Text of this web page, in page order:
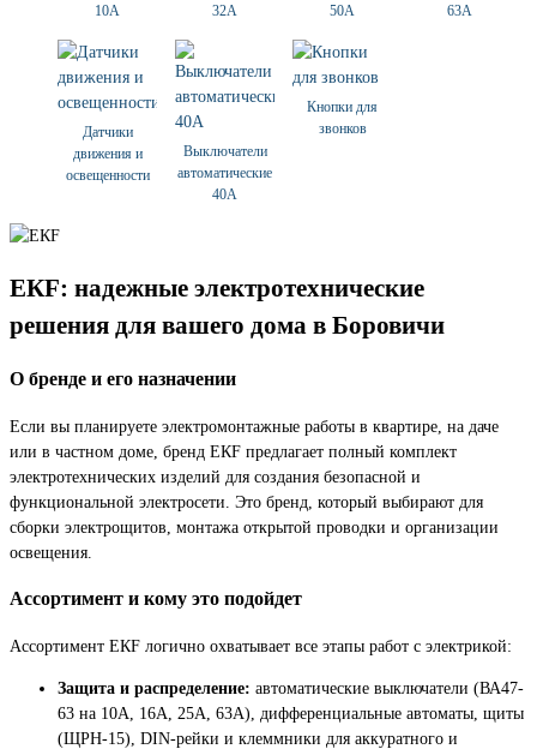
10А
32А
50А
63А
Датчики
движения и
освещенности
Выключатели
автоматические
40А
Кнопки для
звонков
ЕКF: надежные электротехнические
решения для вашего дома в Боровичи
О бренде и его назначении
Если вы планируете электромонтажные работы в квартире, на даче
или в частном доме, бренд ЕКF предлагает полный комплект
электротехнических изделий для создания безопасной и
функциональной электросети. Это бренд, который выбирают для
сборки электрощитов, монтажа открытой проводки и организации
освещения.
Ассортимент и кому это подойдет
Ассортимент ЕКF логично охватывает все этапы работ с электрикой:
Защита и распределение: автоматические выключатели (ВА47-
63 на 10А, 16А, 25А, 63А), дифференциальные автоматы, щиты
(ЩРН-15), DIN-рейки и клеммники для аккуратного и